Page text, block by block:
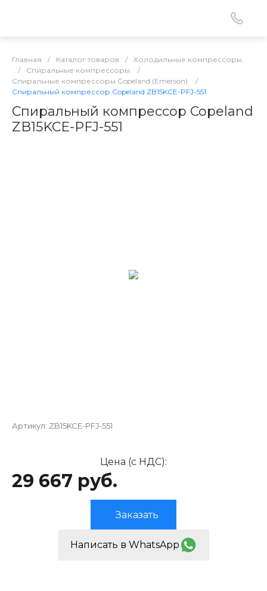
Главная / Каталог товаров /
Холодильные компрессоры
/
Спиральные компрессоры
/
Спиральные компрессоры Copeland (Emerson)
/
Спиральный компрессор Copeland ZB15KCE-PFJ-551
Спиральный компрессор Copeland
ZB15KCE-PFJ-551
Артикул: ZB15KCE-PFJ-551
Цена (с НДС):
29 667 руб.
Заказать
Написать в WhatsApp